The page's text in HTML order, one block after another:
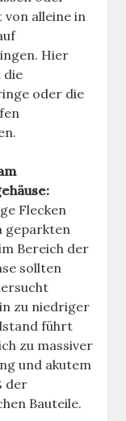
alleine in
Hier
die
oder die
Flecken
geparkten
Bereich der
sollten
zu niedriger
führt
zu massiver
und akutem
der
Bauteile.